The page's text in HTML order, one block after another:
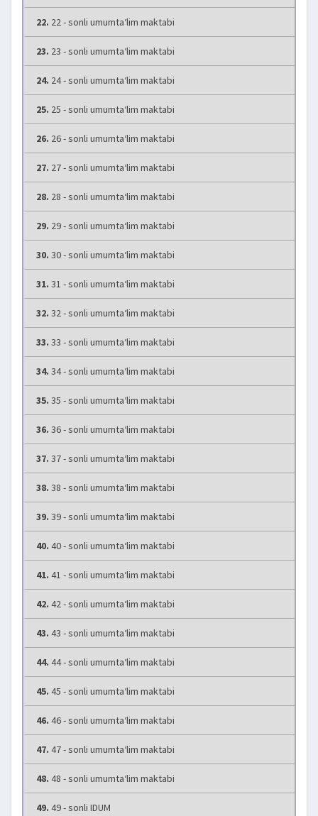
22. 22 - sonli umumta‘lim maktabi
23. 23 - sonli umumta‘lim maktabi
24. 24 - sonli umumta‘lim maktabi
25. 25 - sonli umumta‘lim maktabi
26. 26 - sonli umumta‘lim maktabi
27. 27 - sonli umumta‘lim maktabi
28. 28 - sonli umumta‘lim maktabi
29. 29 - sonli umumta‘lim maktabi
30. 30 - sonli umumta‘lim maktabi
31. 31 - sonli umumta‘lim maktabi
32. 32 - sonli umumta‘lim maktabi
33. 33 - sonli umumta‘lim maktabi
34. 34 - sonli umumta‘lim maktabi
35. 35 - sonli umumta‘lim maktabi
36. 36 - sonli umumta‘lim maktabi
37. 37 - sonli umumta‘lim maktabi
38. 38 - sonli umumta‘lim maktabi
39. 39 - sonli umumta‘lim maktabi
40. 40 - sonli umumta‘lim maktabi
41. 41 - sonli umumta‘lim maktabi
42. 42 - sonli umumta‘lim maktabi
43. 43 - sonli umumta‘lim maktabi
44. 44 - sonli umumta‘lim maktabi
45. 45 - sonli umumta‘lim maktabi
46. 46 - sonli umumta‘lim maktabi
47. 47 - sonli umumta‘lim maktabi
48. 48 - sonli umumta‘lim maktabi
49. 49 - sonli IDUM